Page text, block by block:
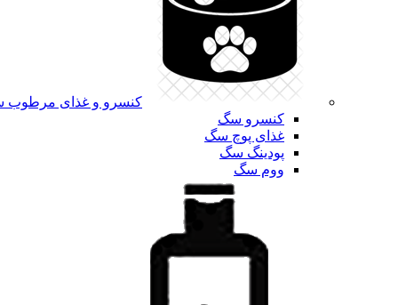
کنسرو و غذای
کنسرو سگ
غذای پوچ سگ
پودینگ سگ
ووم سگ